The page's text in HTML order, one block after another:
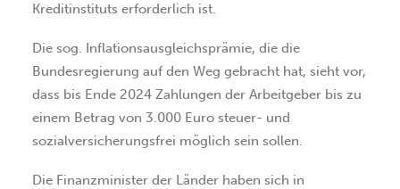
Kreditinstituts erforderlich ist.
Die sog. Inflationsausgleichsprämie, die die
Bundesregierung auf den Weg gebracht hat, sieht vor,
dass bis Ende 2024 Zahlungen der Arbeitgeber bis zu
einem Betrag von 3.000 Euro steuer- und
sozialversicherungsfrei möglich sein sollen.
Die Finanzminister der Länder haben sich in